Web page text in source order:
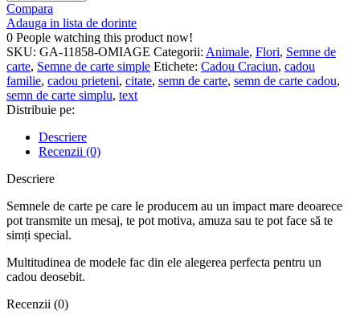
Compara
Adauga in lista de dorinte
0 People watching this product now!
SKU: GA-11858-OMIAGE Categorii: Animale, Flori, Semne de
carte, Semne de carte simple Etichete: Cadou Craciun, cadou
familie, cadou prieteni, citate, semn de carte, semn de carte cadou,
semn de carte simplu, text
Distribuie pe:
Descriere
Recenzii (0)
Descriere
Semnele de carte pe care le producem au un impact mare deoarece
pot transmite un mesaj, te pot motiva, amuza sau te pot face să te
simți special.
Multitudinea de modele fac din ele alegerea perfecta pentru un
cadou deosebit.
Recenzii (0)